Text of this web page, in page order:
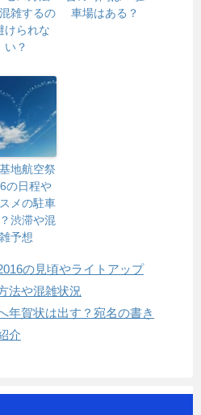
雑するの
けられな
い？
車場はある？
地航空祭
の日程や
メの駐車
渋滞や混
雑予想
の見頃やライトアップ
法や混雑状況
年賀状は出す？宛名の書き
介